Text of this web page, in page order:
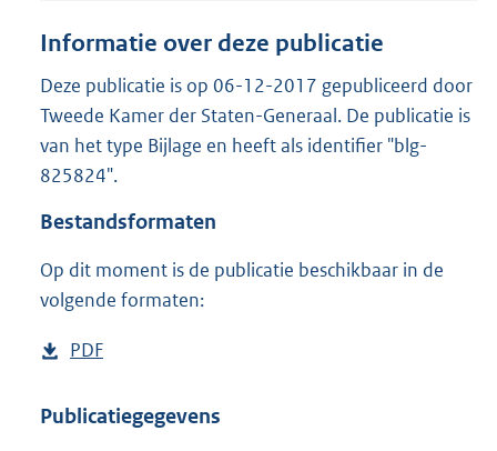
t
e
:
2
Informatie over deze publicatie
Deze publicatie is op 06-12-2017 gepubliceerd door
Tweede Kamer der Staten-Generaal. De publicatie is
van het type Bijlage en heeft als identifier "blg-
825824".
Bestandsformaten
Op dit moment is de publicatie beschikbaar in de
volgende formaten:
D
w
PDF
s
Publicatiegegevens